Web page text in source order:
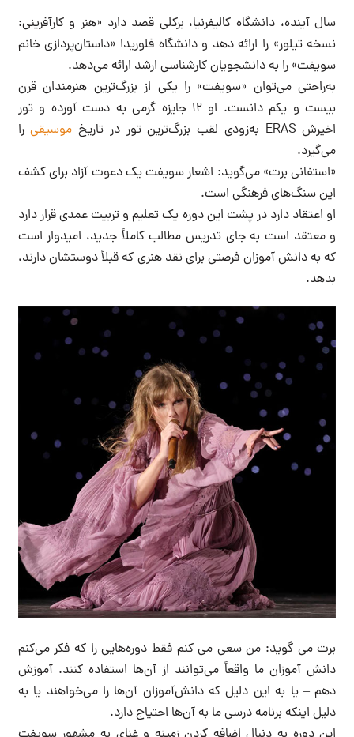
سال آینده، دانشگاه کالیفرنیا، برکلی قصد دارد «هنر و کارآفرینی:
نسخه تیلور» را ارائه دهد و دانشگاه فلوریدا «داستان‌پردازی خانم
سویفت» را به دانشجویان کارشناسی ارشد ارائه می‌دهد.
به‌راحتی می‌توان «سویفت» را یکی از بزرگ‌ترین هنرمندان قرن
بیست و یکم دانست. او ۱۲ جایزه گرمی به دست آورده و تور
اخیرش ERAS به‌زودی لقب بزرگ‌ترین تور در تاریخ
موسیقیرا
می‌گیرد.
«استفانی برت» می‌گوید: اشعار سویفت یک دعوت آزاد برای کشف
این سنگ‌های فرهنگی است.
او اعتقاد دارد در پشت این دوره یک تعلیم و تربیت عمدی قرار دارد
و معتقد است به جای تدریس مطالب کاملاً جدید، امیدوار است
که به دانش آموزان فرصتی برای نقد هنری که قبلاً دوستشان دارند،
بدهد.
برت می گوید: من سعی می کنم فقط دوره‌هایی را که فکر می‌کنم
دانش آموزان ما واقعاً می‌توانند از آن‌ها استفاده کنند. آموزش
دهم – یا به این دلیل که دانش‌آموزان آن‌ها را می‌خواهند یا به
دلیل اینکه برنامه درسی ما به آن‌ها احتیاج دارد.